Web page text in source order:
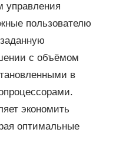
управления
пользователю
с объёмом
в
экономить
оптимальные